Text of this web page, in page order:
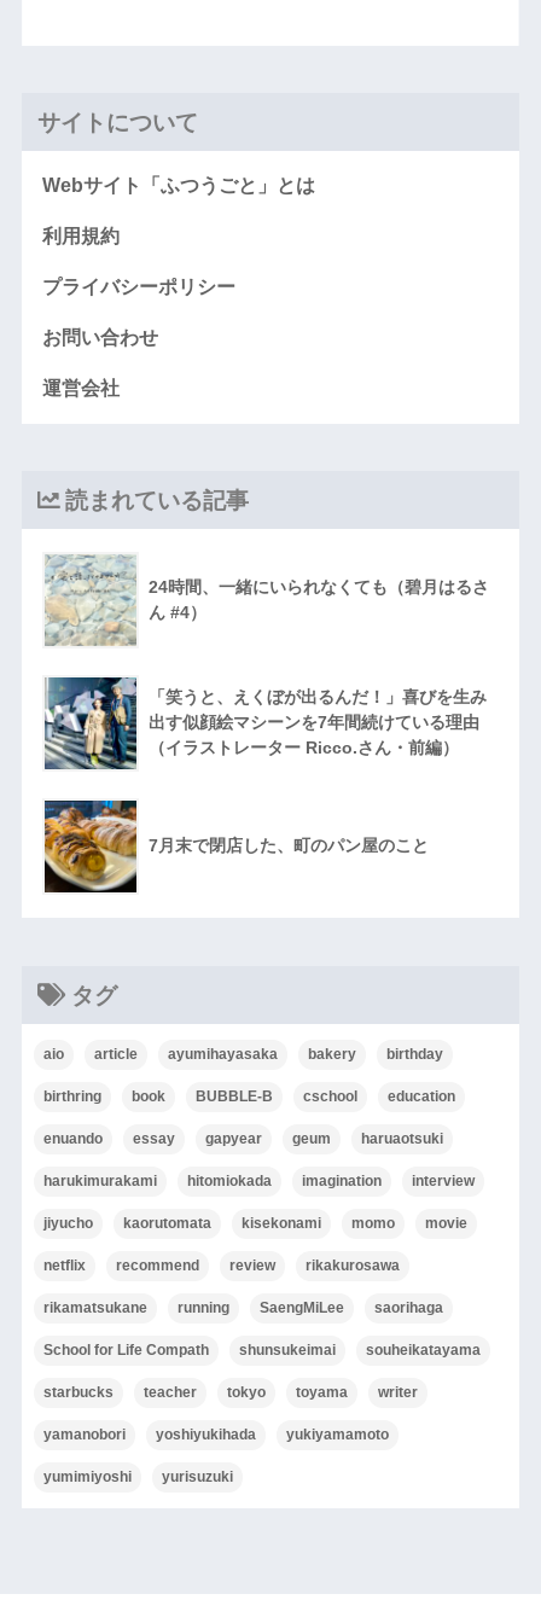
サイトについて
Webサイト「ふつうごと」とは
利用規約
プライバシーポリシー
お問い合わせ
運営会社
読まれている記事
24時間、一緒にいられなくても（碧月はるさ
ん #4）
「笑うと、えくぼが出るんだ！」喜びを生み
出す似顔絵マシーンを7年間続けている理由
（イラストレーター Ricco.さん・前編）
7月末で閉店した、町のパン屋のこと
タグ
aio article ayumihayasaka bakery birthday
birthring book BUBBLE-B cschool education
enuando essay gapyear geum haruaotsuki
harukimurakami hitomiokada imagination interview
jiyucho kaorutomata kisekonami momo movie
netflix recommend review rikakurosawa
rikamatsukane running SaengMiLee saorihaga
School for Life Compath shunsukeimai souheikatayama
starbucks teacher tokyo toyama writer
yamanobori yoshiyukihada yukiyamamoto
yumimiyoshi yurisuzuki